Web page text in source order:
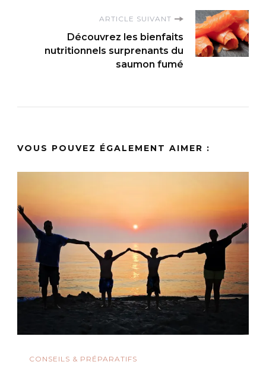
ARTICLE SUIVANT
Découvrez les bienfaits
nutritionnels surprenants du
saumon fumé
VOUS POUVEZ ÉGALEMENT AIMER :
CONSEILS & PRÉPARATIFS